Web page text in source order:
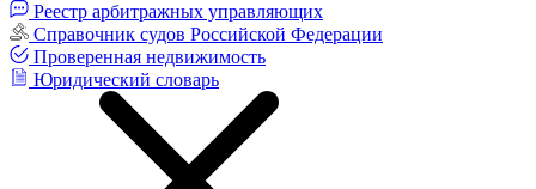
Реестр арбитражных управляющих
Справочник судов Российской Федерации
Проверенная недвижимость
Юридический словарь